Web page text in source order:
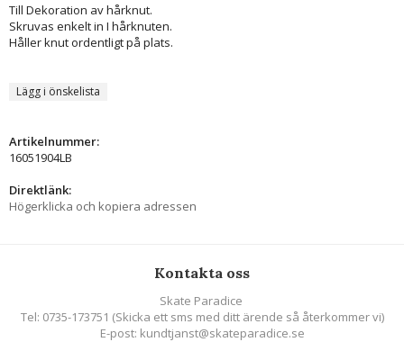
Till Dekoration av hårknut.
Skruvas enkelt in I hårknuten.
Håller knut ordentligt på plats.
Lägg i önskelista
Artikelnummer:
16051904LB
Direktlänk:
Högerklicka och kopiera adressen
Kontakta oss
Skate Paradice
Tel: 0735-173751 (Skicka ett sms med ditt ärende så återkommer vi)
E-post: kundtjanst@skateparadice.se